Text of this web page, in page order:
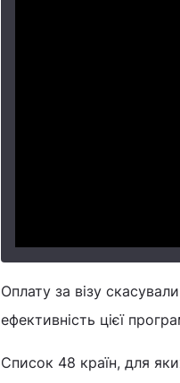
Оплату за візу
ефективність цієї
Список 48 країн, для